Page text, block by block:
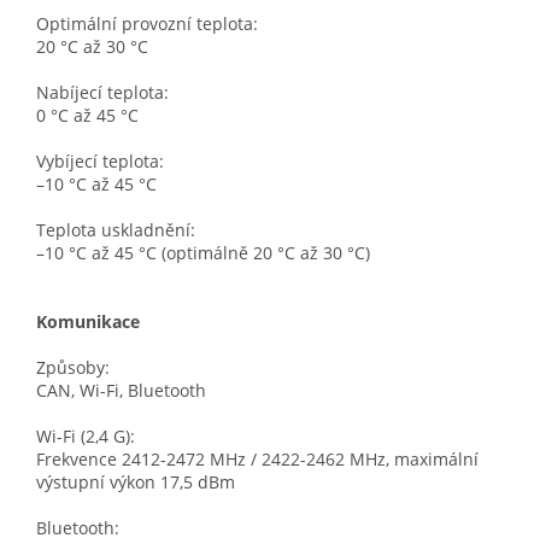
Optimální provozní teplota:
20 °C až 30 °C
Nabíjecí teplota:
0 °C až 45 °C
Vybíjecí teplota:
–10 °C až 45 °C
Teplota uskladnění:
–10 °C až 45 °C (optimálně 20 °C až 30 °C)
Komunikace
Způsoby:
CAN, Wi-Fi, Bluetooth
Wi-Fi (2,4 G):
Frekvence 2412-2472 MHz / 2422-2462 MHz, maximální
výstupní výkon 17,5 dBm
Bluetooth: